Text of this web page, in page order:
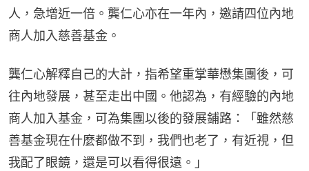
人，急增近一倍。龔仁心亦在一年內，邀請四位內地
商人加入慈善基金。
龔仁心解釋自己的大計，指希望重掌華懋集團後，可
往內地發展，甚至走出中國。他認為，有經驗的內地
商人加入基金，可為集團以後的發展鋪路：「雖然慈
善基金現在什麼都做不到，我們也老了，有近視，但
我配了眼鏡，還是可以看得很遠。」